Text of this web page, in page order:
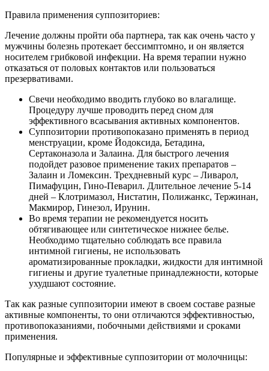
Правила применения суппозиториев:
Лечение должны пройти оба партнера, так как очень часто у
мужчины болезнь протекает бессимптомно, и он является
носителем грибковой инфекции. На время терапии нужно
отказаться от половых контактов или пользоваться
презервативами.
Свечи необходимо вводить глубоко во влагалище.
Процедуру лучше проводить перед сном для
эффективного всасывания активных компонентов.
Суппозитории противопоказано применять в период
менструации, кроме Йодоксида, Бетадина,
Сертаконазола и Залаина. Для быстрого лечения
подойдет разовое применение таких препаратов –
Залаин и Ломексин. Трехдневный курс – Ливарол,
Пимафуцин, Гино-Певарил. Длительное лечение 5-14
дней – Клотримазол, Нистатин, Полижанкс, Тержинан,
Макмирор, Гинезол, Ирунин.
Во время терапии не рекомендуется носить
обтягивающее или синтетическое нижнее белье.
Необходимо тщательно соблюдать все правила
интимной гигиены, не использовать
ароматизированные прокладки, жидкости для интимной
гигиены и другие туалетные принадлежности, которые
ухудшают состояние.
Так как разные суппозитории имеют в своем составе разные
активные компоненты, то они отличаются эффективностью,
противопоказаниями, побочными действиями и сроками
применения.
Популярные и эффективные суппозитории от молочницы: